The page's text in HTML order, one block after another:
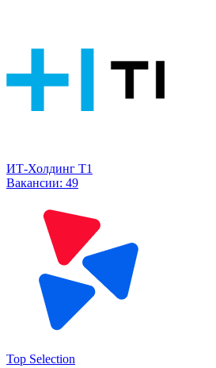
ИТ-Холдинг Т1
Вакансии: 49
Top Selection